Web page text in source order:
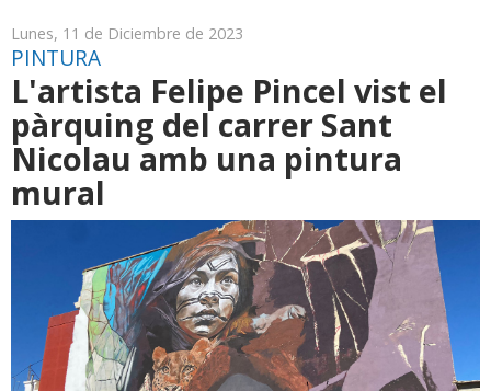
Lunes, 11 de Diciembre de 2023
PINTURA
L'artista Felipe Pincel vist el
pàrquing del carrer Sant
Nicolau amb una pintura
mural